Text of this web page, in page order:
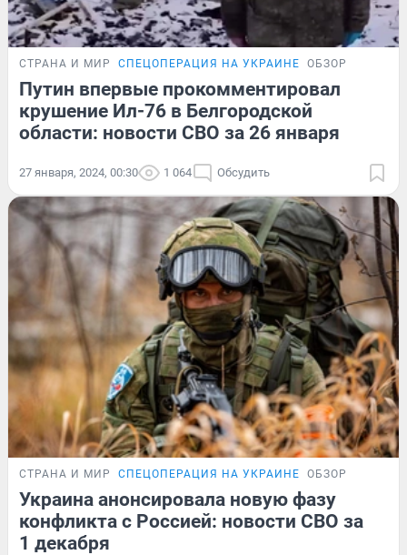
СТРАНА И МИР СПЕЦОПЕРАЦИЯ НА УКРАИНЕ ОБЗОР
Путин впервые прокомментировал
крушение Ил-76 в Белгородской
области: новости СВО за 26 января
27 января, 2024, 00:30 1 064 Обсудить
СТРАНА И МИР СПЕЦОПЕРАЦИЯ НА УКРАИНЕ ОБЗОР
Украина анонсировала новую фазу
конфликта с Россией: новости СВО за
1 декабря